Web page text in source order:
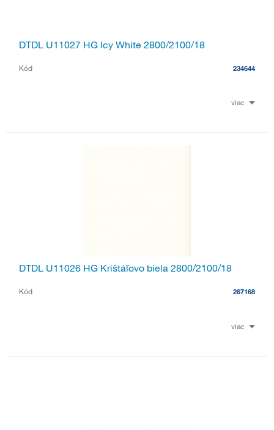
DTDL U11027 HG Icy White 2800/2100/18
Kód 234644
viac
DTDL U11026 HG Krištáľovo biela 2800/2100/18
Kód 267168
viac